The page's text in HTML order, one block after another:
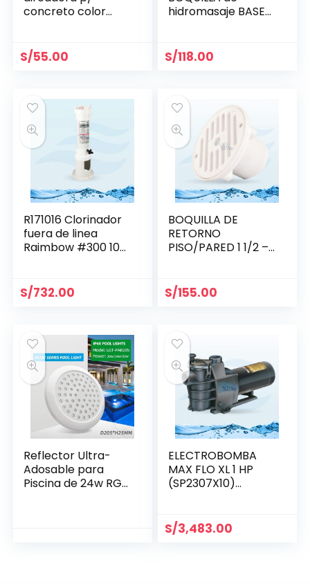
concreto color
S/55.00
hidromasaje BASE
S/118.00
R171016 Clorinador
fuera de linea
Raimbow #300 10
S/732.00
BOQUILLA DE
RETORNO
PISO/PARED 1 1/2 –
S/155.00
Reflector Ultra-
Adosable para
Piscina de 24w RGB
ELECTROBOMBA
MAX FLO XL 1 HP
(SP2307X10)
S/3,483.00